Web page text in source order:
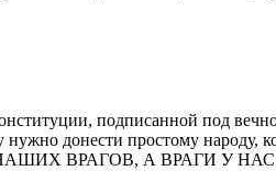
подписанной под
нужно донести простому
ВРАГОВ, А ВРАГИ У